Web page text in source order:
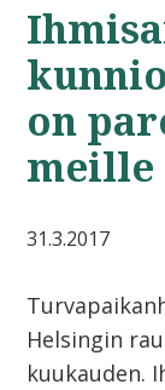
on
31.3.2017
Helsingin
kuukauden.